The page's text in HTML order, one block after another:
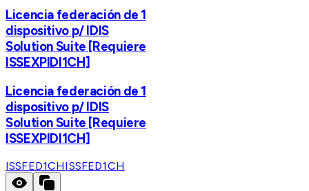
Licencia federación de 1
dispositivo p/ IDIS
Solution Suite [Requiere
ISSEXPIDI1CH]
Licencia federación de 1
dispositivo p/ IDIS
Solution Suite [Requiere
ISSEXPIDI1CH]
ISSFED1CHISSFED1CH